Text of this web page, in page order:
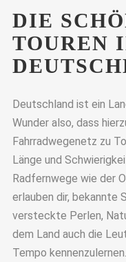
DIE
TOUREN
Deutschland ist ein
Wunder also, dass
Fahrradwegenetz zu
Länge und
Radfernwege wie der
erlauben dir, bekannte
versteckte Perlen,
dem Land auch die
Tempo